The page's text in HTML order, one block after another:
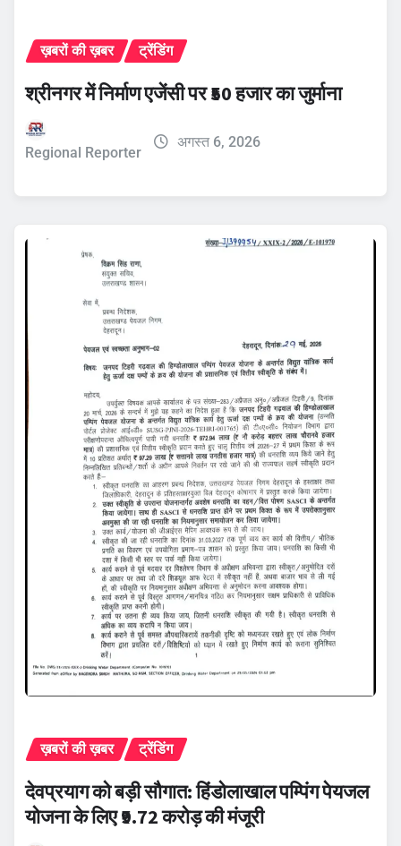
ख़बरों की ख़बर ट्रेंडिंग
श्रीनगर में निर्माण एजेंसी पर ₹50 हजार का जुर्माना
Regional Reporter
अगस्त 6, 2026
ख़बरों की ख़बर ट्रेंडिंग
देवप्रयाग को बड़ी सौगात: हिंडोलाखाल पम्पिंग पेयजल
योजना के लिए ₹9.72 करोड़ की मंजूरी